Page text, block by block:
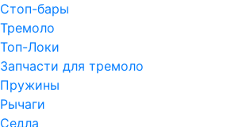
Стоп-бары
Тремоло
Топ-Локи
Запчасти для тремоло
Пружины
Рычаги
Седла